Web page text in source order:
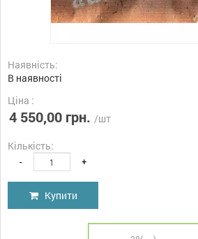
Наявність:
В наявності
Ціна :
4 550,00 грн. /шт
Кількість:
- +
Купити